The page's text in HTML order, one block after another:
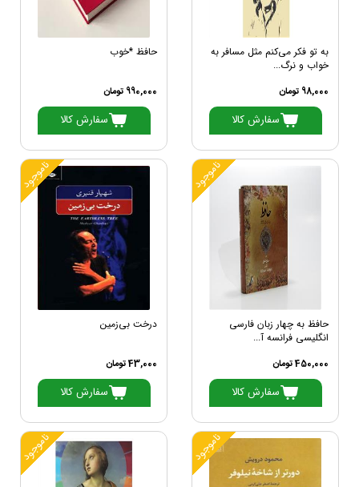
به تو فکر می‌کنم مثل مسافر به
خواب و نرگ...
98,000 تومان
سفارش کالا
حافظ *خوب
990,000 تومان
سفارش کالا
ناموجود
حافظ به چهار زبان فارسی
انگلیسی فرانسه آ...
450,000 تومان
سفارش کالا
ناموجود
درخت بی‌زمین
43,000 تومان
سفارش کالا
ناموجود ناموجود